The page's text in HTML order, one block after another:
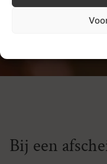
Bij een